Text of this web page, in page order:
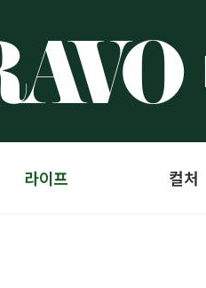
라이프 컬처